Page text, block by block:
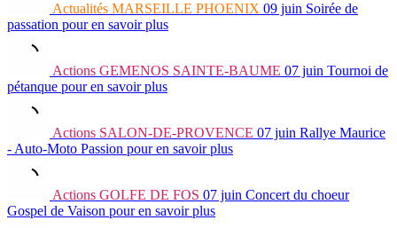
Actualités MARSEILLE PHOENIX 09 juin Soirée de
passation pour en savoir plus
Actions GEMENOS SAINTE-BAUME 07 juin Tournoi de
pétanque pour en savoir plus
Actions SALON-DE-PROVENCE 07 juin Rallye Maurice
- Auto-Moto Passion pour en savoir plus
Actions GOLFE DE FOS 07 juin Concert du choeur
Gospel de Vaison pour en savoir plus